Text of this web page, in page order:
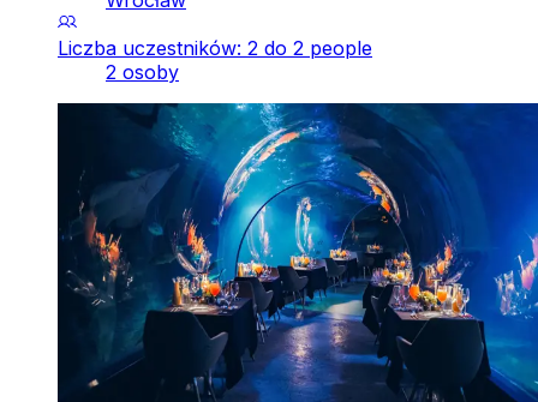
Liczba uczestników: 2 do 2 people
2 osoby